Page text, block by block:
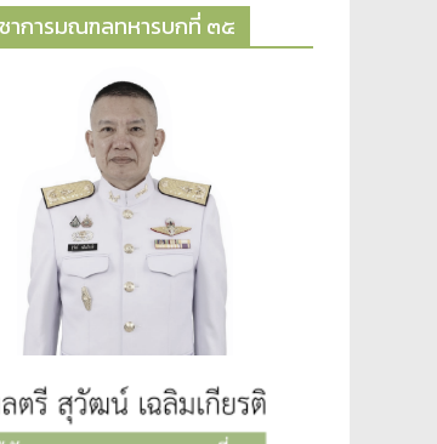
การมณฑลทหารบกที่ ๓๕